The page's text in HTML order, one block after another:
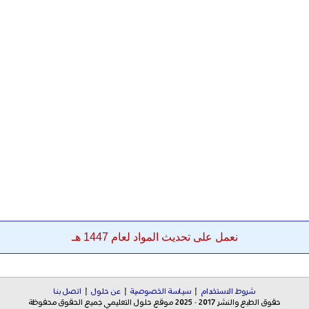
نعمل على تحديث المواد لعام 1447 هـ
شروط الاستخدام | سياسة الخصوصية | عن حلول |
اتصل بنا
حقوق الطبع والنشر 2017 - 2025 موقع حلول التعليمي جميع الحقوق محفوظة